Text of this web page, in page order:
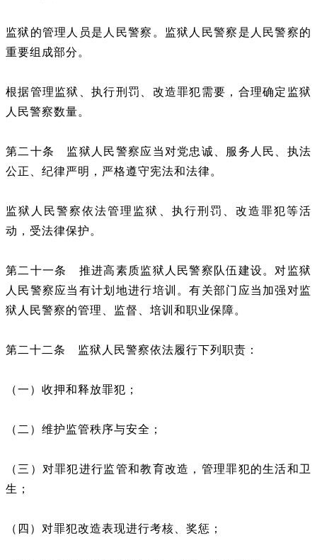
监狱的管理人员是人民警察。监狱人民警察是人民警察的
重要组成部分。
根据管理监狱、执行刑罚、改造罪犯需要，合理确定监狱
人民警察数量。
第二十条 监狱人民警察应当对党忠诚、服务人民、执法
公正、纪律严明，严格遵守宪法和法律。
监狱人民警察依法管理监狱、执行刑罚、改造罪犯等活
动，受法律保护。
第二十一条 推进高素质监狱人民警察队伍建设。对监狱
人民警察应当有计划地进行培训。有关部门应当加强对监
狱人民警察的管理、监督、培训和职业保障。
第二十二条 监狱人民警察依法履行下列职责：
（一）收押和释放罪犯；
（二）维护监管秩序与安全；
（三）对罪犯进行监管和教育改造，管理罪犯的生活和卫
生；
（四）对罪犯改造表现进行考核、奖惩；